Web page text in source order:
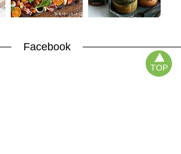
TOP
Facebook